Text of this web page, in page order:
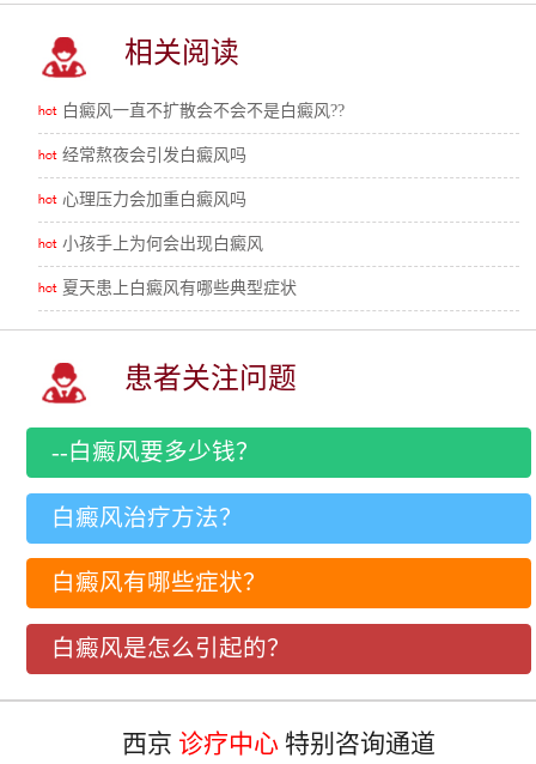
相关阅读
白癜风一直不扩散会不会不是白癜风??
经常熬夜会引发白癜风吗
心理压力会加重白癜风吗
小孩手上为何会出现白癜风
夏天患上白癜风有哪些典型症状
患者关注问题
--白癜风要多少钱？
白癜风治疗方法？
白癜风有哪些症状？
白癜风是怎么引起的？
西京 诊疗中心 特别咨询通道